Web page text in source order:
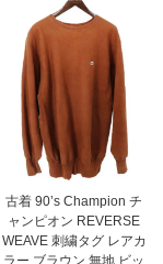
古着 90’s Champion チ
ャンピオン REVERSE
WEAVE 刺繍タグ レアカ